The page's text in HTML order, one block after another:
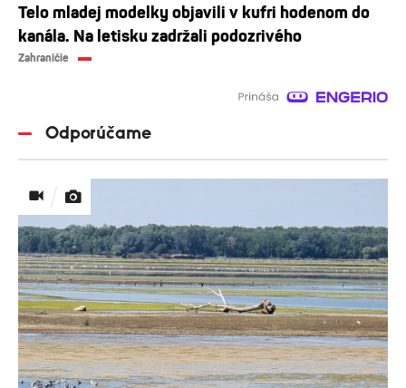
Telo mladej modelky objavili v kufri hodenom do
kanála. Na letisku zadržali podozrivého
Zahraničie
Odporúčame